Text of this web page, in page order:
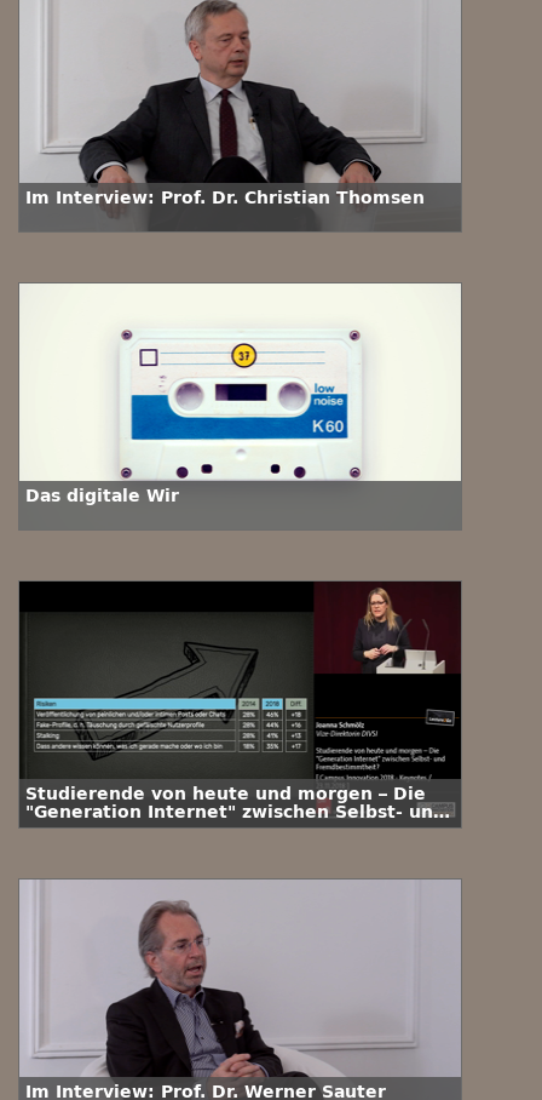
Im Interview: Prof. Dr. Christian Thomsen
Das digitale Wir
Studierende von heute und morgen – Die
"Generation Internet" zwischen Selbst- und
Fremdbestimmtheit?
Im Interview: Prof. Dr. Werner Sauter